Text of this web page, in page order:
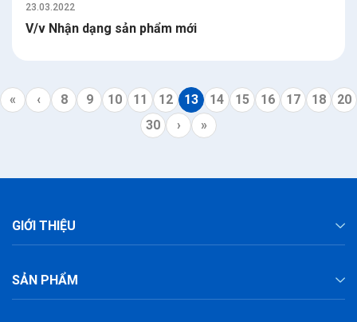
23.03.2022
V/v Nhận dạng sản phẩm mới
« ‹ 8 9 10 11 12 13 14 15 16 17 18
20
30
› »
GIỚI THIỆU
SẢN PHẨM